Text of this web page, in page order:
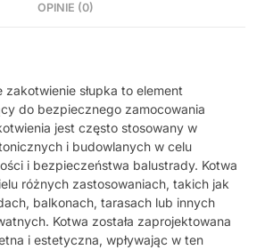
OPINIE (0)
słupka to element
do bezpiecznego zamocowania
jest często stosowany w
i budowlanych w celu
i bezpieczeństwa balustrady. Kotwa
różnych zastosowaniach, takich jak
balkonach, tarasach lub innych
Kotwa została zaprojektowana
i estetyczna, wpływając w ten